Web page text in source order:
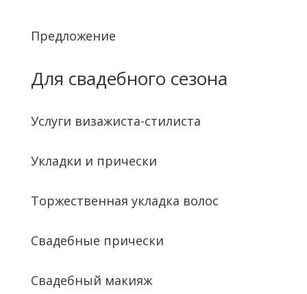
Предложение
Для свадебного сезона
Услуги визажиста-стилиста
Укладки и прически
Торжественная укладка волос
Свадебные прически
Свадебный макияж